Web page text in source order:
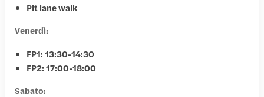
Pit lane walk
Venerdì:
FP1: 13:30-14:30
FP2: 17:00-18:00
Sabato: